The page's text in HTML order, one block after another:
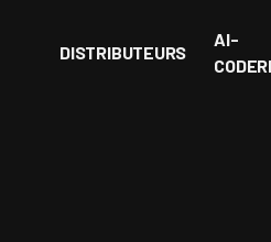
DISTRIBUTEURS
AI-